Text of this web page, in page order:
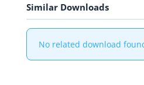
Similar Downloads
No related download